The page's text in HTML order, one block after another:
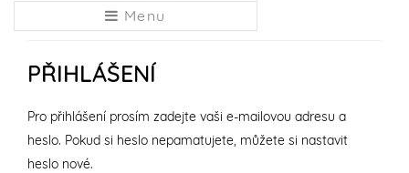
Menu
PŘIHLÁŠENÍ
Pro přihlášení prosím zadejte vaši e-mailovou adresu a
heslo. Pokud si heslo nepamatujete, můžete si nastavit
heslo nové.